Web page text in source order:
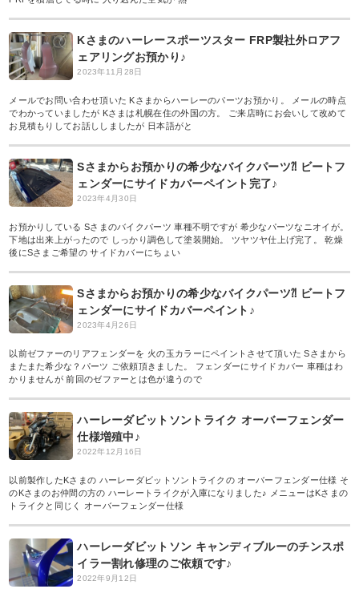
Kさまのハーレースポーツスター FRP製社外ロアフ
ェアリングお預かり♪
2023年11月28日
メールでお問い合わせ頂いた Kさまからハーレーのパーツお預かり。 メールの時点
でわかっていましたが Kさまは札幌在住の外国の方。 ご来店時にお会いして改めて
お見積もりしてお話ししましたが 日本語がと
Sさまからお預かりの希少なバイクパーツ⁈ ビートフ
ェンダーにサイドカバーペイント完了♪
2023年4月30日
お預かりしている Sさまのバイクパーツ 車種不明ですが 希少なパーツなニオイが。
下地は出来上がったので しっかり調色して塗装開始。 ツヤツヤ仕上げ完了。 乾燥
後にSさまご希望の サイドカバーにちょい
Sさまからお預かりの希少なバイクパーツ⁈ ビートフ
ェンダーにサイドカバーペイント♪
2023年4月26日
以前ゼファーのリアフェンダーを 火の玉カラーにペイントさせて頂いた Sさまから
またまた希少な？パーツ ご依頼頂きました。 フェンダーにサイドカバー 車種はわ
かりませんが 前回のゼファーとは色が違うので
ハーレーダビットソントライク オーバーフェンダー
仕様増殖中♪
2022年12月16日
以前製作したKさまの ハーレーダビットソントライクの オーバーフェンダー仕様 そ
のKさまのお仲間の方の ハーレートライクが入庫になりました♪ メニューはKさまの
トライクと同じく オーバーフェンダー仕様
ハーレーダビットソン キャンディブルーのチンスポ
イラー割れ修理のご依頼です♪
2022年9月12日